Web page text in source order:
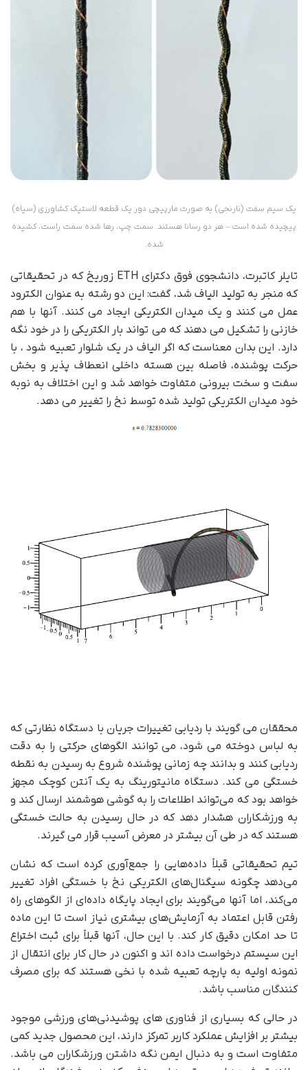
یک سیم سفت (نارنجی) به صورت مارپیچی دور یک قطعه لاستیک کشاورزی (سیاه)
پیچیده شده است – هر دو رسانا هستند. سمت چپ، رها شده سمت راست، کشیده
شده.
تایلر کاتبرت، دانشجوی فوق دکترای ETH زوریخ که در تحقیقاتی
که منجر به تولید الیاف شد، گفت: این دو رشته به عنوان الکترود
عمل می کنند و یک میدان الکتریکی ایجاد می کنند. آنها با هم
خازنی را تشکیل می دهند که می تواند بار الکتریکی را در خود نگه
دارد. این بدان معناست که اگر الیاف در یک شلوار تعبیه شود ، با
حرکت پوشنده، فاصله بین هسته داخلی انعطاف پذیر و بخش
سفت و سخت بیرونی متفاوت خواهد شد و این اختلاف به نوبه
خود میدان الکتریکی تولید شده توسط نخ را تغییر می دهد.
محققان می گویند با ردیابی تغییرات جریان با دستگاه نظارتی که
به لباس دوخته می شود، می توانند الگوهای حرکتی را به دقت
ردیابی کنند و بدانند چه زمانی پوشنده شروع به رسیدن به نقطه
خستگی می کند. دستگاه مانیتورینگ به یک آنتن کوچک مجهز
خواهد بود که می‌تواند اطلاعات را به گوشی هوشمند ارسال کند و
به ورزشکاران هشدار دهد که در حال رسیدن به حالت خستگی
هستند که در طی آن بیشتر در معرض آسیب قرار می گیرند.
تیم تحقیقاتی قبلاً داده‌هایی را جمع‌آوری کرده است که نشان
می‌دهد چگونه سیگنال‌های الکتریکی نخ با خستگی افراد تغییر
می‌کند، اما آنها می‌گویند برای ایجاد پایگاه داده‌ای از الگوهای راه
رفتن قابل اعتماد به آزمایش‌های بیشتری نیاز است تا این ماده
تا حد امکان دقیق کار کند. با این حال، آنها قبلاً برای ثبت اختراع
این سیستم درخواست داده اند و اکنون در حال کار برای انتقال از
نمونه اولیه به پارچه تعبیه شده با نخی هستند که برای مصرف
کنندگان مناسب باشد.
در حالی که بسیاری از فناوری های پوشیدنی‌های ورزشی موجود
بیشتر بر افزایش عملکرد کاربر تمرکز دارند، این محصول جدید کمی
متفاوت است و به دنبال ایمن نگه داشتن ورزشکاران می باشد.